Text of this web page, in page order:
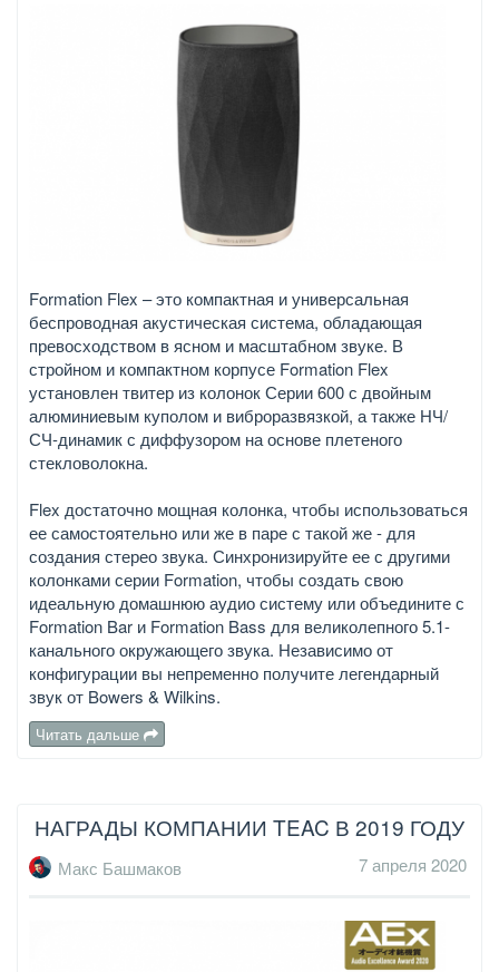
Formation Flex – это компактная и универсальная
беспроводная акустическая система, обладающая
превосходством в ясном и масштабном звуке. В
стройном и компактном корпусе Formation Flex
установлен твитер из колонок Серии 600 с двойным
алюминиевым куполом и виброразвязкой, а также НЧ/
СЧ-динамик с диффузором на основе плетеного
стекловолокна.
Flex достаточно мощная колонка, чтобы использоваться
ее самостоятельно или же в паре с такой же - для
создания стерео звука. Синхронизируйте ее с другими
колонками серии Formation, чтобы создать свою
идеальную домашнюю аудио систему или объедините с
Formation Bar и Formation Bass для великолепного 5.1-
канального окружающего звука. Независимо от
конфигурации вы непременно получите легендарный
звук от Bowers & Wilkins.
Читать дальше
НАГРАДЫ КОМПАНИИ TEAC В 2019 ГОДУ
Макс Башмаков 7 апреля 2020